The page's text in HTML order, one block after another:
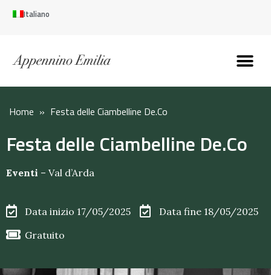
Italiano
Home » Festa delle Ciambelline De.Co
Festa delle Ciambelline De.Co
Eventi – Val d’Arda
Data inizio 17/05/2025
Data fine 18/05/2025
Gratuito